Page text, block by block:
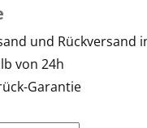
und Rückversand
von 24h
Garantie